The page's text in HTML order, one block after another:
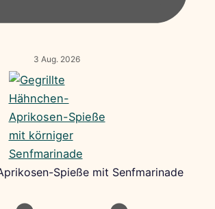
3 Aug. 2026
Spieße mit Senfmarinade